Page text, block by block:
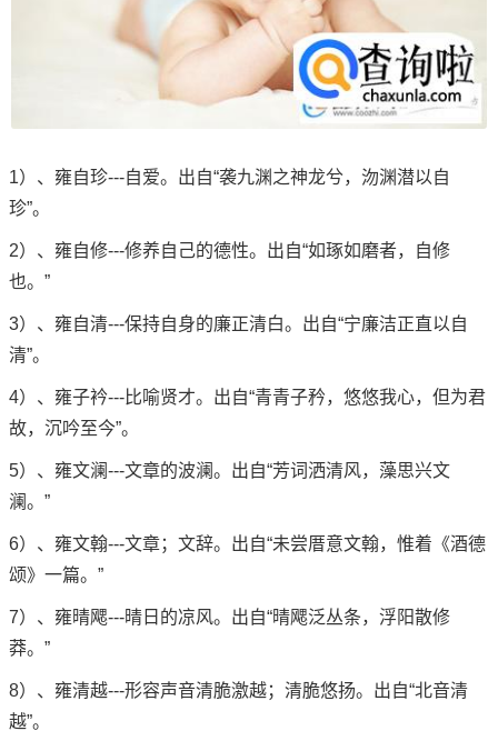
1）、雍自珍---自爱。出自“袭九渊之神龙兮，沕渊潜以自
珍”。
2）、雍自修---修养自己的德性。出自“如琢如磨者，自修
也。”
3）、雍自清---保持自身的廉正清白。出自“宁廉洁正直以自
清”。
4）、雍子衿---比喻贤才。出自“青青子矜，悠悠我心，但为君
故，沉吟至今”。
5）、雍文澜---文章的波澜。出自“芳词洒清风，藻思兴文
澜。”
6）、雍文翰---文章；文辞。出自“未尝厝意文翰，惟着《酒德
颂》一篇。”
7）、雍晴飔---晴日的凉风。出自“晴飔泛丛条，浮阳散修
莽。”
8）、雍清越---形容声音清脆激越；清脆悠扬。出自“北音清
越”。